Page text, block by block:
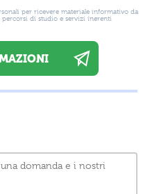
per ricevere materiale informativo da
percorsi di studio e servizi inerenti